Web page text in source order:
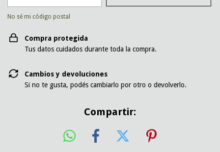
No sé mi código postal
Compra protegida
Tus datos cuidados durante toda la compra.
Cambios y devoluciones
Si no te gusta, podés cambiarlo por otro o devolverlo.
Compartir: